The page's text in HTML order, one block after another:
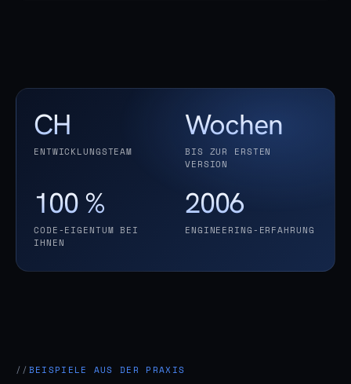
CH
ENTWICKLUNGSTEAM
Wochen
BIS ZUR ERSTEN
VERSION
100 %
CODE-EIGENTUM BEI
IHNEN
2006
ENGINEERING-ERFAHRUNG
BEISPIELE AUS DER PRAXIS